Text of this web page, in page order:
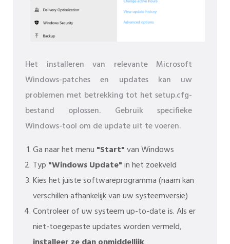
Het installeren van relevante Microsoft
Windows-patches en updates kan uw
problemen met betrekking tot het setup.cfg-
bestand oplossen. Gebruik specifieke
Windows-tool om de update uit te voeren.
Ga naar het menu "Start"van Windows
Typ "Windows Update"in het zoekveld
Kies het juiste softwareprogramma (naam kan
verschillen afhankelijk van uw systeemversie)
Controleer of uw systeem up-to-date is. Als er
niet-toegepaste updates worden vermeld,